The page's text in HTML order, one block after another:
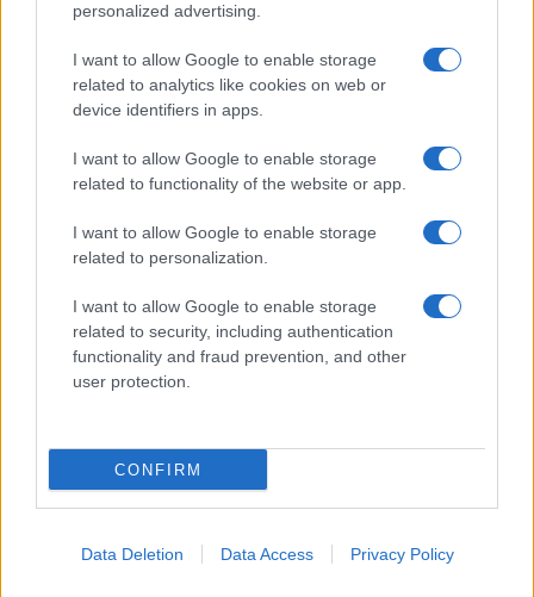
personalized advertising.
I want to allow Google to enable storage
related to analytics like cookies on web or
device identifiers in apps.
I want to allow Google to enable storage
related to functionality of the website or app.
I want to allow Google to enable storage
related to personalization.
I want to allow Google to enable storage
related to security, including authentication
functionality and fraud prevention, and other
user protection.
CONFIRM
Data Deletion Data Access Privacy Policy
Lettini e arredi abusivi sulla spiaggia libera,
sequestri a Olbia e Arzachena
È morto Francesco Guccini, il maestro che si
tenne lontano dalla Costa Smeralda
NECROLOGIE
Mario Malu